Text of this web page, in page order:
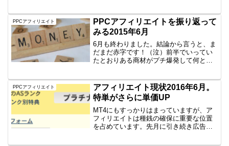
当の季節にはまだなってませんが、年々
早くなっているような...
PPCアフィリエイト
PPCアフィリエイトを振り返って
みる2015年6月
6月も終わりました。結論から言うと、ま
だまだ赤字です！（泣）前半でいってい
たとおりある商材がプチ爆発して何とか
た。最近はあまり商材を広げることがで
きず、プチ爆発の商材と...
PPCアフィリエイト
アフィリエイト現状2016年6月。
特単がさらに単価UP
MT4にもすっかりはまっていますが、ア
フィリエイトは種銭の確保に重要な位置
を占めています。先月に引き続き広告費